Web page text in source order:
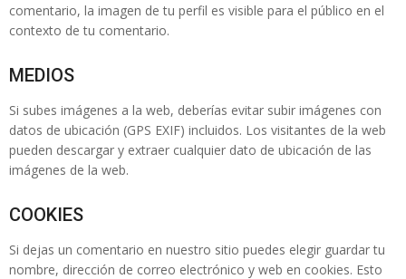
comentario, la imagen de tu perfil es visible para el público en el
contexto de tu comentario.
MEDIOS
Si subes imágenes a la web, deberías evitar subir imágenes con
datos de ubicación (GPS EXIF) incluidos. Los visitantes de la web
pueden descargar y extraer cualquier dato de ubicación de las
imágenes de la web.
COOKIES
Si dejas un comentario en nuestro sitio puedes elegir guardar tu
nombre, dirección de correo electrónico y web en cookies. Esto